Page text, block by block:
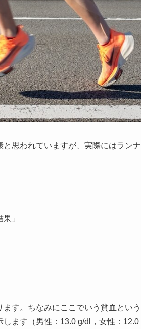
思われていますが、実際にはランナ
」
す。ちなみにここでいう貧血という
ます（男性：13.0 g/dl，女性：12.0